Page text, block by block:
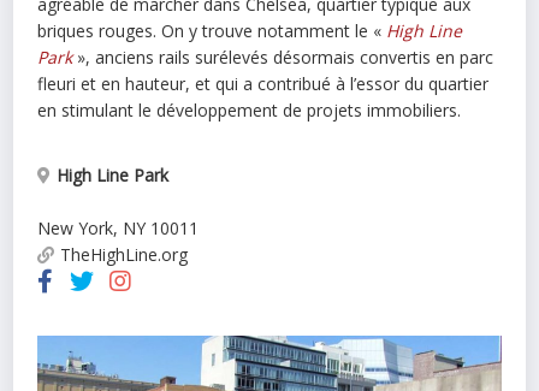
briques rouges. On y trouve notamment le « High Line
Park», anciens rails surélevés désormais convertis en parc
fleuri et en hauteur, et qui a contribué à l’essor du quartier
en stimulant le développement de projets immobiliers.
High Line Park
New York, NY 10011
TheHighLine.org